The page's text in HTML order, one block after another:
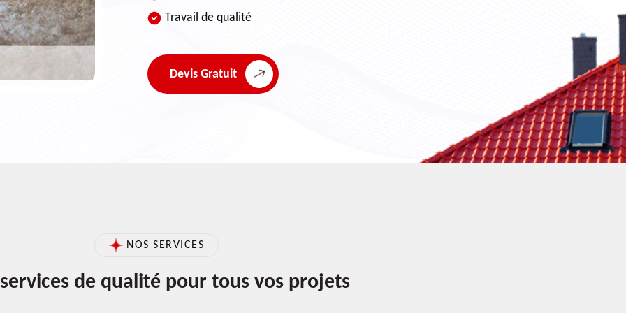
Travail de qualité
Devis Gratuit
NOS SERVICES
de qualité pour tous vos projets